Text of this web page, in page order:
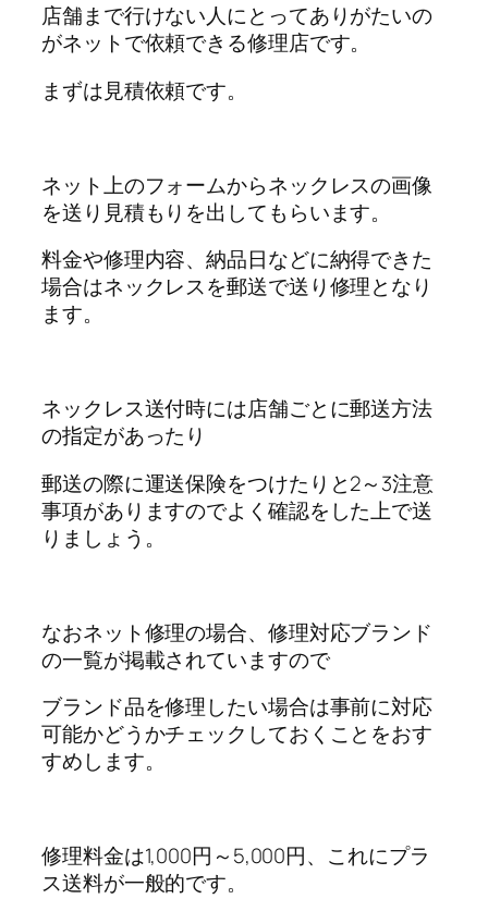
店舗まで行けない人にとってありがたいの
がネットで依頼できる修理店です。
まずは見積依頼です。
ネット上のフォームからネックレスの画像
を送り見積もりを出してもらいます。
料金や修理内容、納品日などに納得できた
場合はネックレスを郵送で送り修理となり
ます。
ネックレス送付時には店舗ごとに郵送方法
の指定があったり
郵送の際に運送保険をつけたりと2～3注意
事項がありますのでよく確認をした上で送
りましょう。
なおネット修理の場合、修理対応ブランド
の一覧が掲載されていますので
ブランド品を修理したい場合は事前に対応
可能かどうかチェックしておくことをおす
すめします。
修理料金は1,000円～5,000円、これにプラ
ス送料が一般的です。